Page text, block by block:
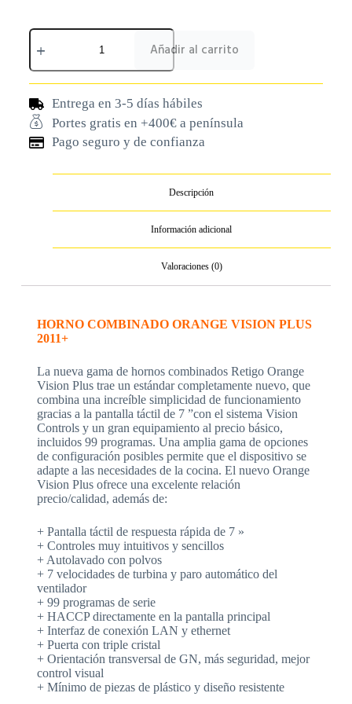
Añadir al carrito
Entrega en 3-5 días hábiles
Portes gratis en +400€ a península
Pago seguro y de confianza
Descripción
Información adicional
Valoraciones (0)
HORNO COMBINADO ORANGE VISION PLUS
2011+
La nueva gama de hornos combinados Retigo Orange
Vision Plus trae un estándar completamente nuevo, que
combina una increíble simplicidad de funcionamiento
gracias a la pantalla táctil de 7 ”con el sistema Vision
Controls y un gran equipamiento al precio básico,
incluidos 99 programas. Una amplia gama de opciones
de configuración posibles permite que el dispositivo se
adapte a las necesidades de la cocina. El nuevo Orange
Vision Plus ofrece una excelente relación
precio/calidad, además de:
+ Pantalla táctil de respuesta rápida de 7 »
+ Controles muy intuitivos y sencillos
+ Autolavado con polvos
+ 7 velocidades de turbina y paro automático del
ventilador
+ 99 programas de serie
+ HACCP directamente en la pantalla principal
+ Interfaz de conexión LAN y ethernet
+ Puerta con triple cristal
+ Orientación transversal de GN, más seguridad, mejor
control visual
+ Mínimo de piezas de plástico y diseño resistente